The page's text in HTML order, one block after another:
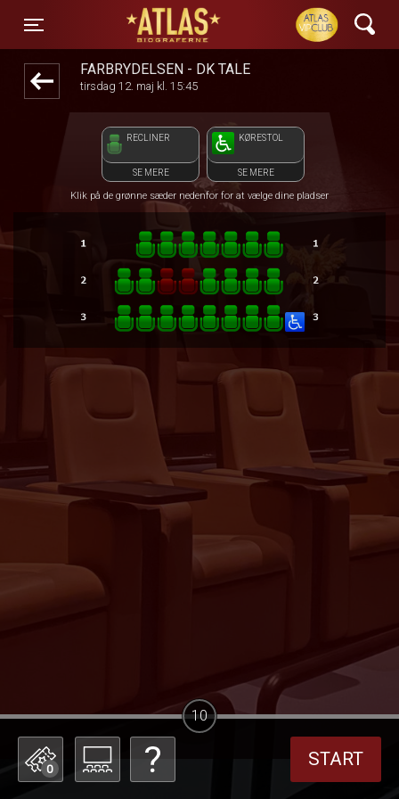
Toggle navigation
ATLAS Biograferne
FÅRBRYDELSEN - DK TALE
tirsdag 12. maj kl. 15:45
RECLINER
SE MERE
KØRESTOL
SE MERE
Klik på de grønne sæder nedenfor for at vælge dine pladser
0 START
10
front05-temp 084153